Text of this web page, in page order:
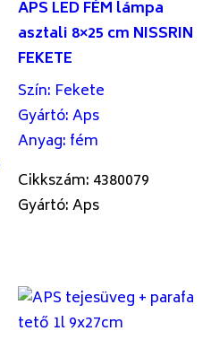
APS LED FÉM lámpa
asztali 8×25 cm NISSRIN
FEKETE
Szín: Fekete
Gyártó:Aps
Anyag: fém
Cikkszám: 4380079
Gyártó: Aps